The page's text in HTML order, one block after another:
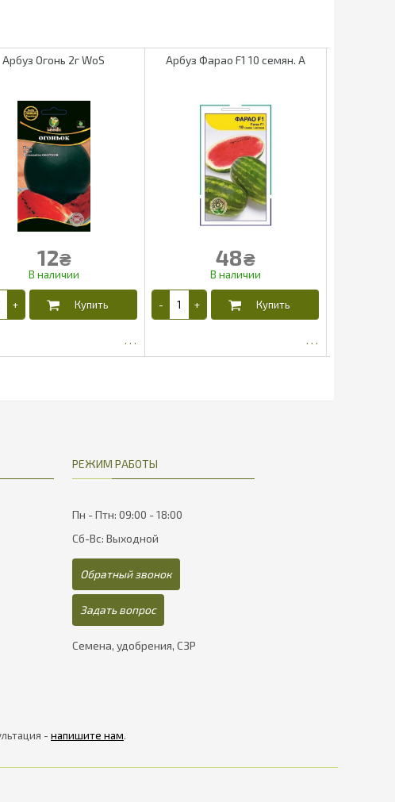
Арбуз Огонь 2г WoS
12₴
Арбуз Фарао F1 10 семян. А
48₴
РЕЖИМ РАБОТЫ
Пн - Птн: 09:00 - 18:00
Сб-Вс: Выходной
Обратный звонок
Задать вопрос
Семена, удобрения, СЗР
- напишите нам.